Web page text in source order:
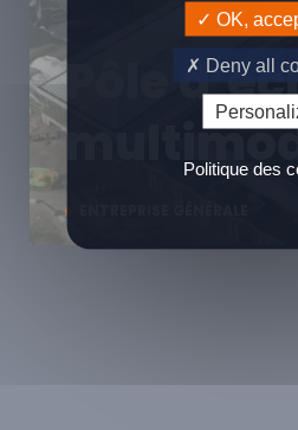
Pôle
OK,
Deny all
Politique des